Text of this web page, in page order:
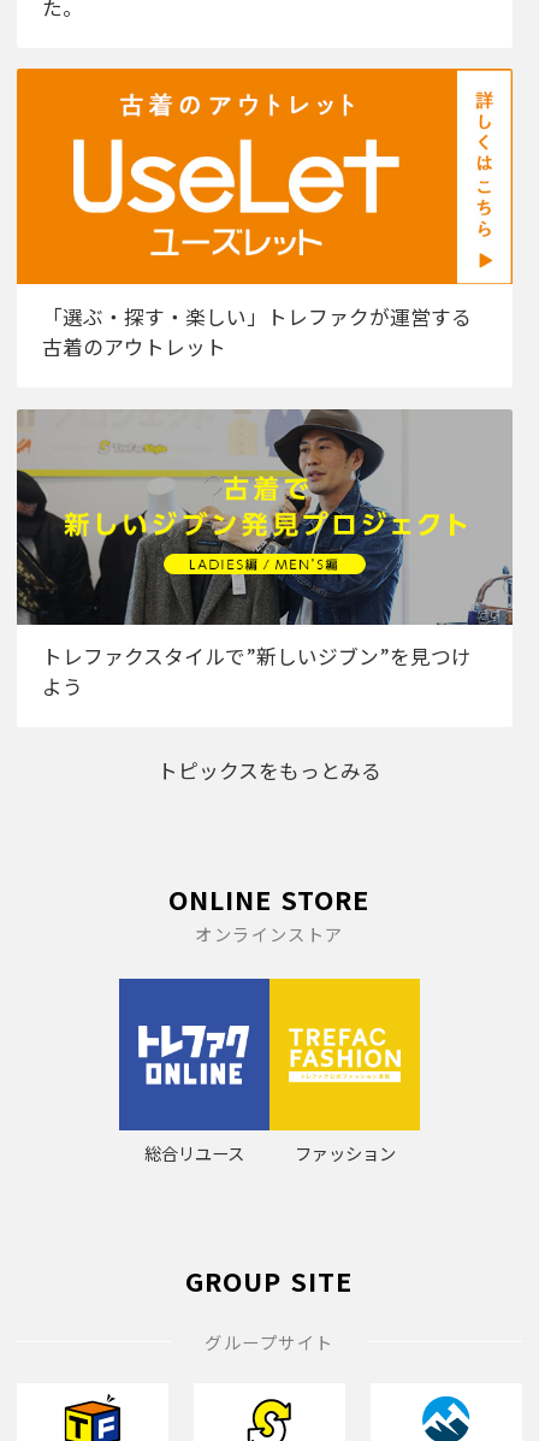
た。
「選ぶ・探す・楽しい」トレファクが運営する
古着のアウトレット
トレファクスタイルで”新しいジブン”を見つけ
よう
トピックスをもっとみる
ONLINE STORE
オンラインストア
総合リユース ファッション
GROUP SITE
グループサイト